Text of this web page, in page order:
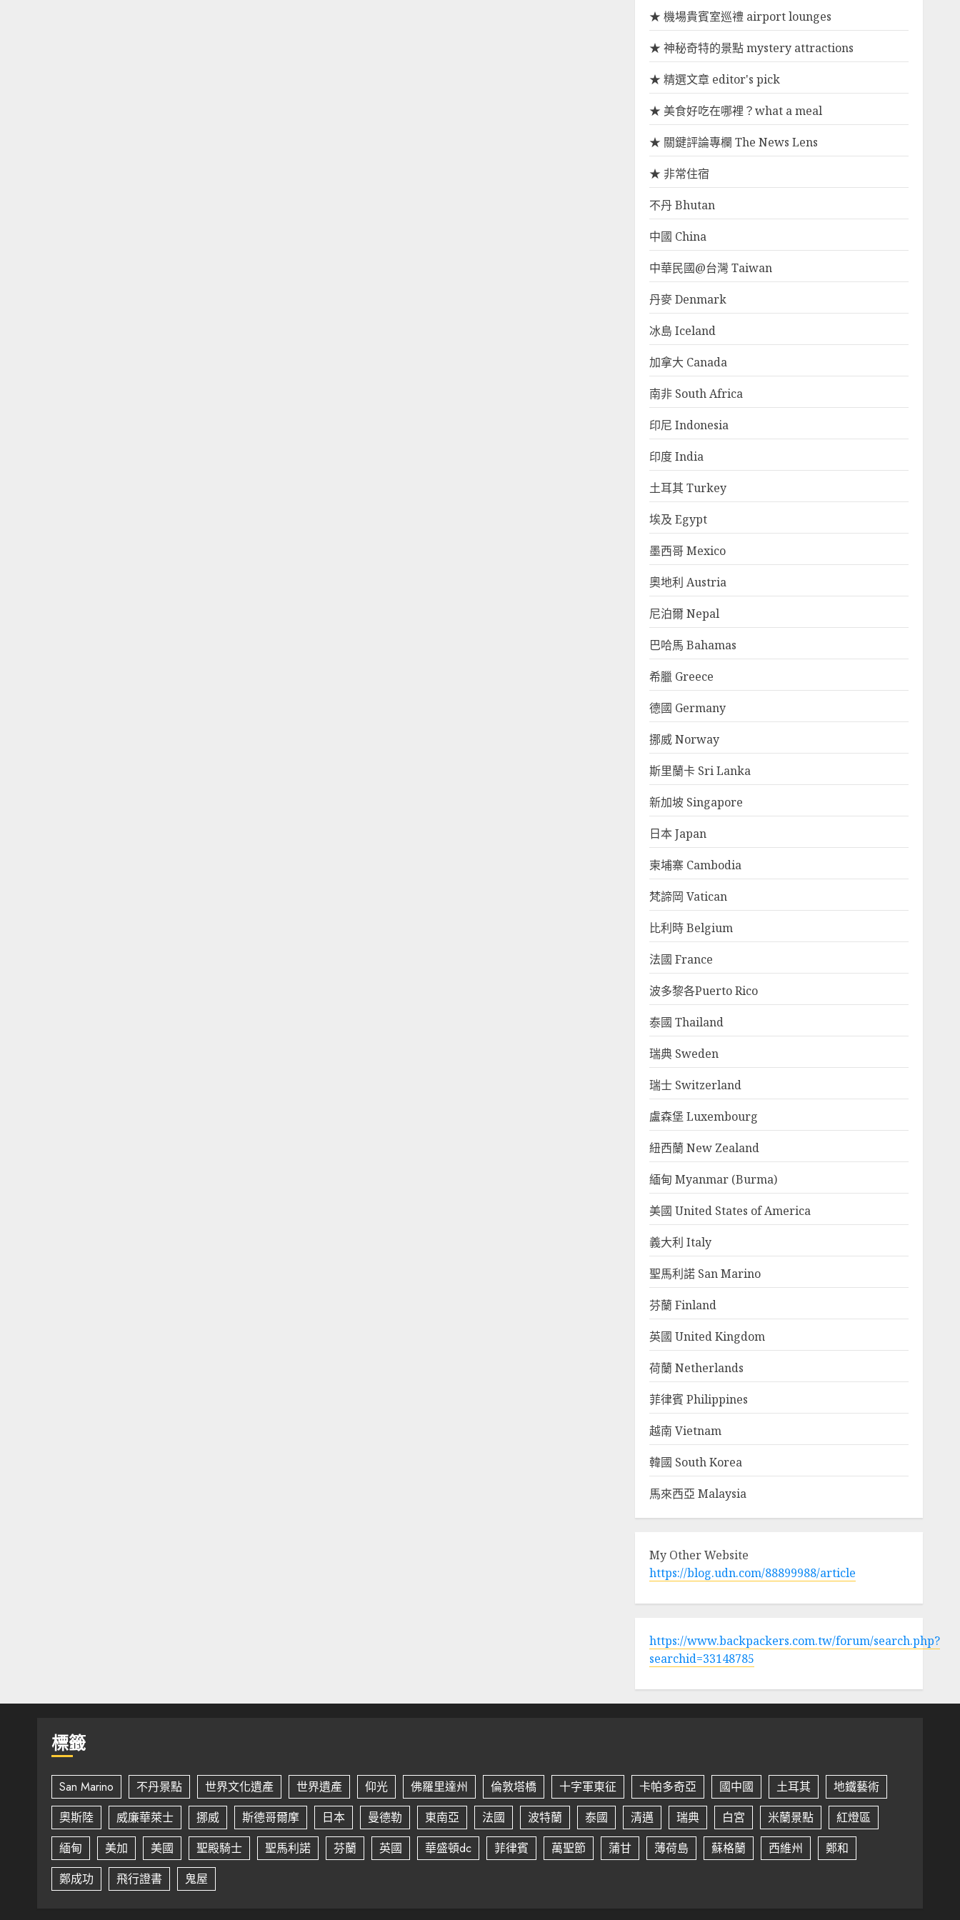
★ 機場貴賓室巡禮 airport lounges
★ 神秘奇特的景點 mystery attractions
★ 精選文章 editor's pick
★ 美食好吃在哪裡？what a meal
★ 關鍵評論專欄 The News Lens
★ 非常住宿
不丹 Bhutan
中國 China
中華民國@台灣 Taiwan
丹麥 Denmark
冰島 Iceland
加拿大 Canada
南非 South Africa
印尼 Indonesia
印度 India
土耳其 Turkey
埃及 Egypt
墨西哥 Mexico
奧地利 Austria
尼泊爾 Nepal
巴哈馬 Bahamas
希臘 Greece
德國 Germany
挪威 Norway
斯里蘭卡 Sri Lanka
新加坡 Singapore
日本 Japan
柬埔寨 Cambodia
梵諦岡 Vatican
比利時 Belgium
法國 France
波多黎各Puerto Rico
泰國 Thailand
瑞典 Sweden
瑞士 Switzerland
盧森堡 Luxembourg
紐西蘭 New Zealand
緬甸 Myanmar (Burma)
美國 United States of America
義大利 Italy
聖馬利諾 San Marino
芬蘭 Finland
英國 United Kingdom
荷蘭 Netherlands
菲律賓 Philippines
越南 Vietnam
韓國 South Korea
馬來西亞 Malaysia
My Other Website
https://blog.udn.com/88899988/article
https://www.backpackers.com.tw/forum/search.php?
searchid=33148785
標籤
San Marino 不丹景點 世界文化遺產 世界遺產 仰光 佛羅里達州 倫敦塔橋 十字軍東征 卡帕多奇亞 國中國 土耳其
地鐵藝術
奧斯陸
威廉華萊士 挪威 斯德哥爾摩 日本 曼德勒 東南亞 法國 波特蘭 泰國 清邁 瑞典 白宮 米蘭景點
紅燈區
緬甸
美加 美國 聖殿騎士 聖馬利諾 芬蘭 英國 華盛頓dc 菲律賓 萬聖節 蒲甘 薄荷島 蘇格蘭 西維州
鄭和
鄭成功
飛行證書 鬼屋